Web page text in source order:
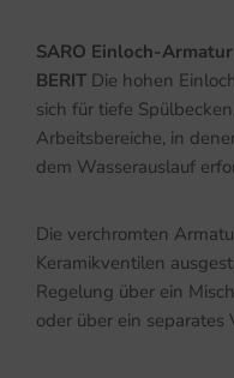
SARO Einloch-
BERIT Die hohen
sich für tiefe
Arbeitsbereiche, in
dem Wasserauslauf
Die verchromten
Keramikventilen
Regelung über ein
oder über ein separates